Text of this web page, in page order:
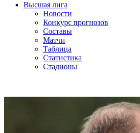
Высшая лига
Новости
Конкурс прогнозов
Составы
Матчи
Таблица
Статистика
Стадионы